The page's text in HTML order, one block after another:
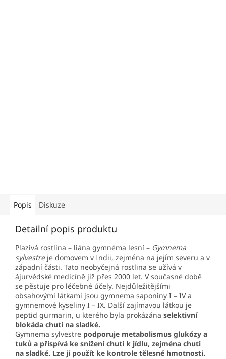
Popis Diskuze
Detailní popis produktu
Plazivá rostlina – liána gymnéma lesní – Gymnema
sylvestreje domovem v Indii, zejména na jejím severu a v
západní části. Tato neobyčejná rostlina se užívá v
ájurvédské medicíně již přes 2000 let. V současné době
se pěstuje pro léčebné účely. Nejdůležitějšími
obsahovými látkami jsou gymnema saponiny I – IV a
gymnemové kyseliny I – IX. Další zajímavou látkou je
peptid gurmarin, u kterého byla prokázána selektivní
blokáda chuti na sladké.
Gymnema sylvestre podporuje metabolismus glukózy a
tuků a přispívá ke snížení chuti k jídlu, zejména chuti
na sladké. Lze ji použít ke kontrole tělesné hmotnosti.